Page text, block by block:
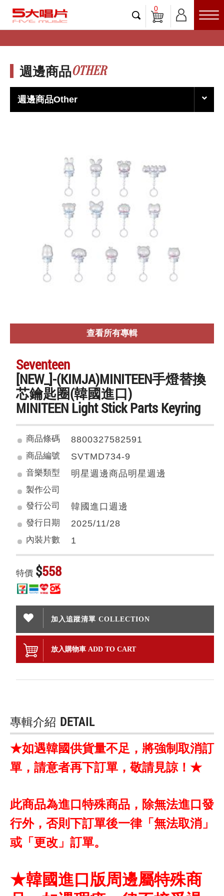
0
週邊商品OTHER
週邊商品Other
查看所有專輯
Seventeen
[NEW_]-(KIMJA)MINITEEN手燈替換
芯鑰匙圈(韓國進口)
MINITEEN Light Stick Parts Keyring
商品條碼 8800327582591
商品編號 SVTMD734-9
音樂類型 明星週邊商品明星週邊
製作公司
發行公司
韓國進口週邊
發行日期 2025/11/28
內裝片數 1
特價 $558
加入追蹤清單 COLLECTION
放入購物車 ADD TO CART
專輯介紹 DETAIL
★如遇韓國供貨量不足，將強制取消訂
單，請意者再下訂單，敬請見諒！★
此商品為進口特殊商品，除無法進口發
行外，否則下訂單後一律「無法取消」
或「更改」訂單。
★韓國進口版周邊屬特殊商